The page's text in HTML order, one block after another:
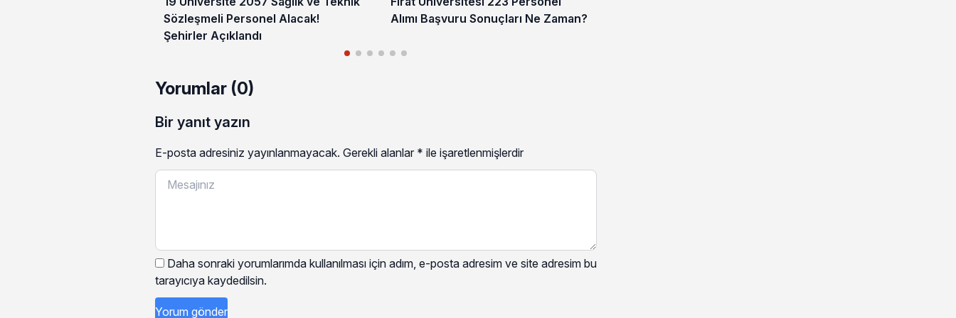
Sözleşmeli Personel Alacak!
Şehirler Açıklandı
Alımı Başvuru Sonuçları Ne Zaman?
Yorumlar (0)
Bir yanıt yazın
E-posta adresiniz yayınlanmayacak. Gerekli alanlar * ile işaretlenmişlerdir
Daha sonraki yorumlarımda kullanılması için adım, e-posta adresim ve site adresim bu
tarayıcıya kaydedilsin.